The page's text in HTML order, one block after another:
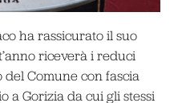
ha rassicurato il suo
riceverà i reduci
del Comune con fascia
a Gorizia da cui gli stessi